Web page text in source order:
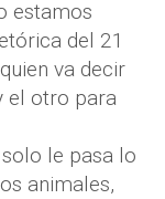
estamos
del 21
va decir
el otro para
le pasa lo
animales,